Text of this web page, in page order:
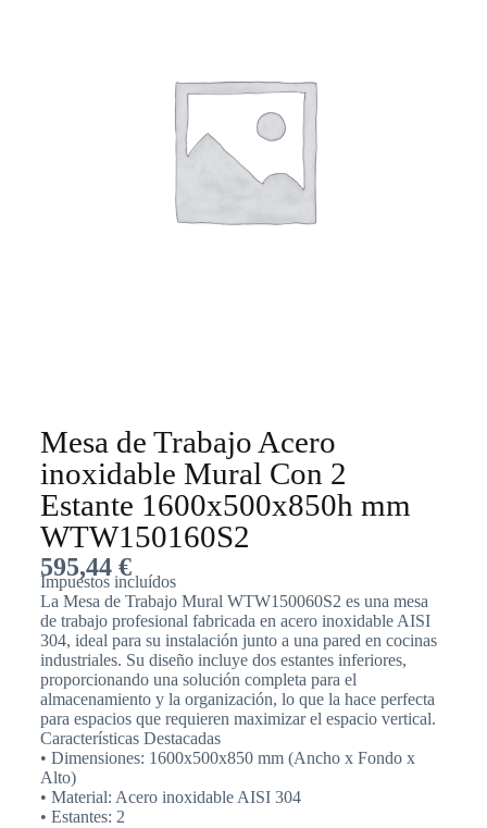
Mesa de Trabajo Acero
inoxidable Mural Con 2
Estante 1600x500x850h mm
WTW150160S2
595,44 €
Impuestos incluídos
La Mesa de Trabajo Mural WTW150060S2 es una mesa
de trabajo profesional fabricada en acero inoxidable AISI
304, ideal para su instalación junto a una pared en cocinas
industriales. Su diseño incluye dos estantes inferiores,
proporcionando una solución completa para el
almacenamiento y la organización, lo que la hace perfecta
para espacios que requieren maximizar el espacio vertical.
Características Destacadas
• Dimensiones: 1600x500x850 mm (Ancho x Fondo x
Alto)
• Material: Acero inoxidable AISI 304
• Estantes: 2